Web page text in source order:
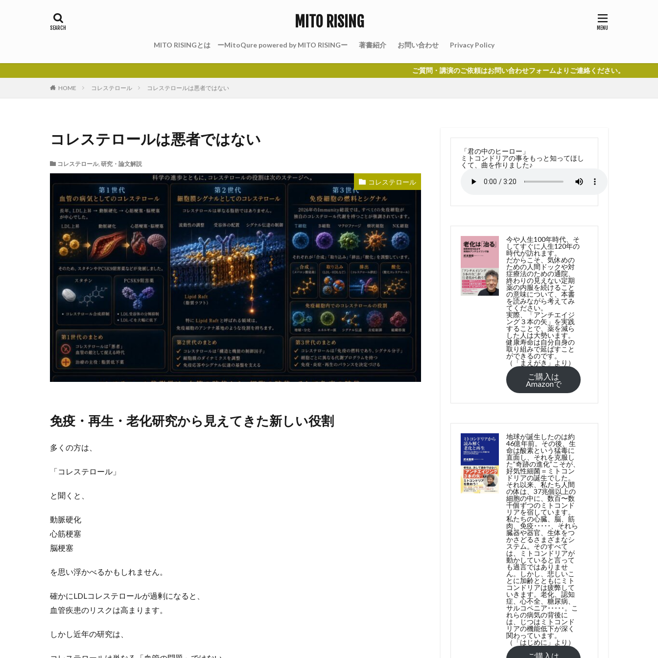
MITO RISING
MITO RISINGとは ーMitoQure powered by MITO RISINGー 著書紹介 お問い合わせ Privacy Policy
ご質問・講演のご依頼はお問い合わせフォームよりご連絡ください。
HOME コレステロール コレステロールは悪者ではない
コレステロールは悪者ではない
コレステロール, 研究・論文解説
コレステロール
免疫・再生・老化研究から見えてきた新しい役割
多くの方は、
「コレステロール」
と聞くと、
動脈硬化
心筋梗塞
脳梗塞
を思い浮かべるかもしれません。
確かにLDLコレステロールが過剰になると、
血管疾患のリスクは高まります。
しかし近年の研究は、
「君の中のヒーロー」
ミトコンドリアの事をもっと知ってほし
くて、曲を作りました♪
今や人生100年時代、そ
してすぐに人生120年の
時代が訪れます。
だからこそ、気休めの
ための人間ドックや対
症療法のための通院、
終わりの見えない定期
薬の内服を続けること
の意味について、本書
を読みながら考えてみ
てください。
実際、「アンチエイジ
ング３本の矢」を実践
することで、薬を減ら
した人は大勢います。
健康寿命は自分自身の
取り組みで延ばすこと
ができるのです。
（「まえがき」より）
ご購入は
Amazonで
地球が誕生したのは約
46億年前。その後、生
命は酸素という猛毒に
直面し、それを克服し
た”奇跡の進化”こそが、
好気性細菌＝ミトコン
ドリアの誕生でした。
それ以来、私たち人間
の体は、37兆個以上の
細胞の中に、数百〜数
千個ずつのミトコンド
リアを宿しています。
私たちの心臓、脳、筋
肉、免疫･････、それら
臓器や器官、生体をつ
かさどるさまざまなシ
ステム。そのすべて
は、ミトコンドリアが
動かしていると言って
も過言ではありませ
ん。しかし、悲しいこ
とに加齢とともにミト
コンドリアは疲弊して
いきます。老化、認知
症、心不全、糖尿病、
サルコペニア･････。こ
れらの病気の背後に
は、じつはミトコンド
リアの機能低下が深く
関わっています。
（「はじめに」より）
ご購入は